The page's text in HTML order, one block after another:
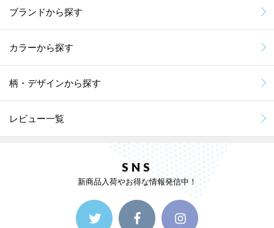
ブランドから探す
カラーから探す
柄・デザインから探す
レビュー一覧
SNS
新商品入荷やお得な情報発信中！